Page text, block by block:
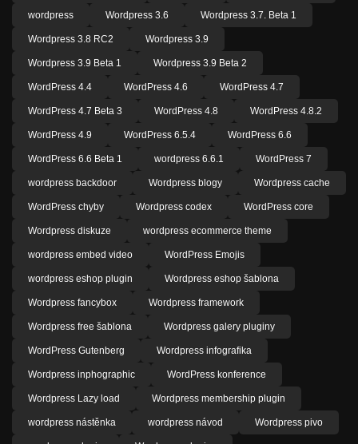
wordpress Wordpress 3.6 Wordpress 3.7. Beta 1
Wordpress 3.8 RC2 Wordpress 3.9
Wordpress 3.9 Beta 1 Wordpress 3.9 Beta 2
WordPress 4.4 WordPress 4.6 WordPress 4.7
WordPress 4.7 Beta 3 WordPress 4.8 WordPress 4.8.2
WordPress 4.9 WordPress 6.5.4 WordPress 6.6
WordPress 6.6 Beta 1 wordpress 6.6.1 WordPress 7
wordpress backdoor Wordpress blogy Wordpress cache
WordPress chyby Wordpress codex WordPress core
Wordpress diskuze wordpress ecommerce theme
wordpress embed video WordPress Emojis
wordpress eshop plugin Wordpress eshop šablona
Wordpress fancybox Wordpress framework
Wordpress free šablona Wordpress galery pluginy
WordPress Gutenberg Wordpress infografika
Wordpress inphographic WordPress konference
Wordpress Lazy load Wordpress membership plugin
wordpress nástěnka wordpress návod Wordpress pivo